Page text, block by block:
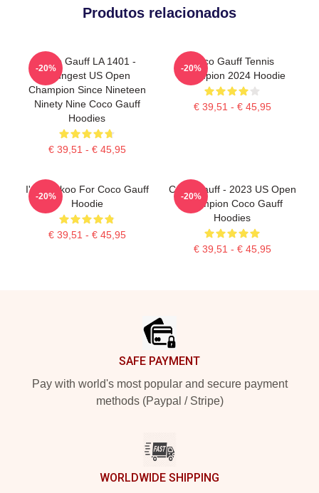
Produtos relacionados
Coco Gauff LA 1401 -
Youngest US Open
Champion Since Nineteen
Ninety Nine Coco Gauff
Hoodies
€ 39,51 - € 45,95
-20%
Coco Gauff Tennis
Champion 2024 Hoodie
€ 39,51 - € 45,95
-20%
I'm Cuckoo For Coco Gauff
Hoodie
€ 39,51 - € 45,95
-20%
Coco Gauff - 2023 US Open
Champion Coco Gauff
Hoodies
€ 39,51 - € 45,95
-20%
SAFE PAYMENT
Pay with world's most popular and secure payment
methods (Paypal / Stripe)
WORLDWIDE SHIPPING